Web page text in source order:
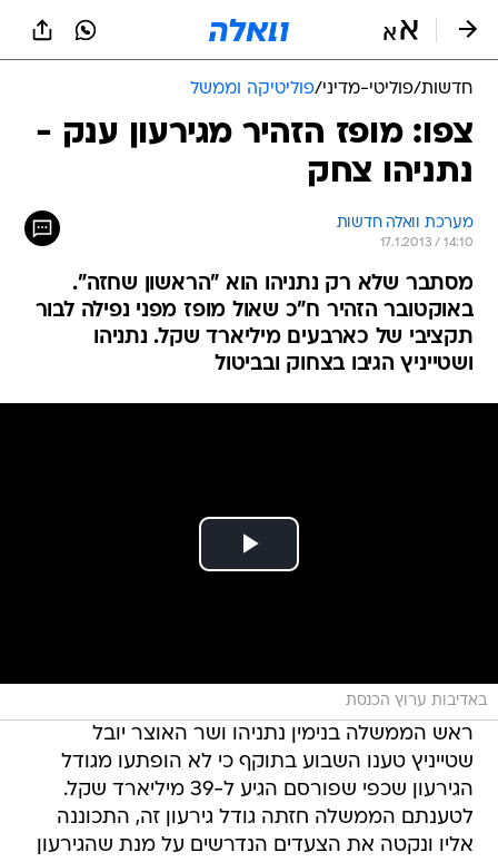
חדשות/פוליטי-מדיני/פוליטיקה וממשל
צפו: מופז הזהיר מגירעון ענק -
נתניהו צחק
מערכת וואלה חדשות
17.1.2013 / 14:10
מסתבר שלא רק נתניהו הוא "הראשון שחזה".
באוקטובר הזהיר ח"כ שאול מופז מפני נפילה לבור
תקציבי של כארבעים מיליארד שקל. נתניהו
ושטייניץ הגיבו בצחוק ובביטול
באדיבות ערוץ הכנסת
ראש הממשלה בנימין נתניהו ושר האוצר יובל
שטייניץ טענו השבוע בתוקף כי לא הופתעו מגודל
הגירעון שכפי שפורסם הגיע ל-39 מיליארד שקל.
לטענתם הממשלה חזתה גודל גירעון זה, התכוננה
אליו ונקטה את הצעדים הנדרשים על מנת שהגירעון